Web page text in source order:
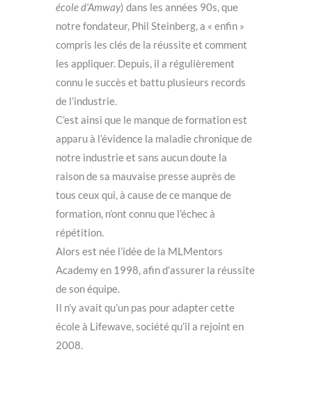
école d’Amway) dans les années 90s, que
notre fondateur, Phil Steinberg, a « enfin »
compris les clés de la réussite et comment
les appliquer. Depuis, il a régulièrement
connu le succès et battu plusieurs records
de l’industrie.
C’est ainsi que le manque de formation est
apparu à l’évidence la maladie chronique de
notre industrie et sans aucun doute la
raison de sa mauvaise presse auprès de
tous ceux qui, à cause de ce manque de
formation, n’ont connu que l’échec à
répétition.
Alors est née l’idée de la MLMentors
Academy en 1998, afin d’assurer la réussite
de son équipe.
Il n’y avait qu’un pas pour adapter cette
école à Lifewave, société qu’il a rejoint en
2008.